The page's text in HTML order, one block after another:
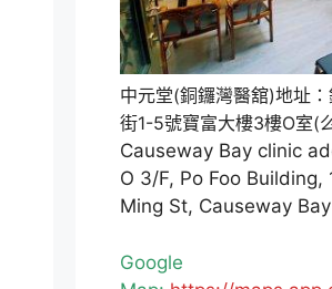
中元堂(銅鑼灣醫舘)地址
街1-5號寶富大樓3樓O室(
Causeway Bay clinic
O 3/F, Po Foo Building,
Ming St, Causeway Bay
Google